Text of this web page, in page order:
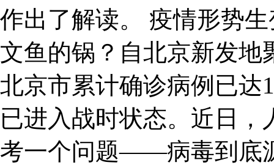
作出了解读。 疫情形势
文鱼的锅？自北京新发地
北京市累计确诊病例已达
已进入战时状态。近日
考一个问题——病毒到底